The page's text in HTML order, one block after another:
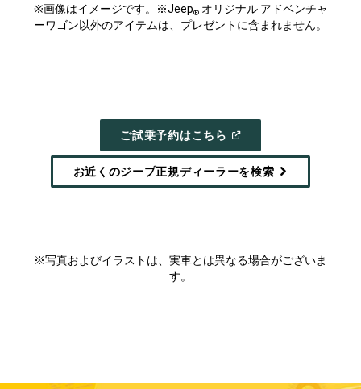
※画像はイメージです。※Jeep®オリジナル アドベンチャ
ーワゴン以外のアイテムは、プレゼントに含まれません。
ご試乗予約はこちら OPEN
A
NEW
WINDOW )
お近くのジープ正規ディーラーを検索
※写真およびイラストは、実車とは異なる場合がございま
す。